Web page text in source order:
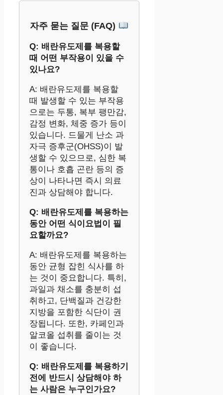
자주 묻는 질문 (FAQ)
Q: 배란유도제를 복용할
때 어떤 부작용이 있을 수
있나요?
A: 배란유도제를 복용할
때 발생할 수 있는 부작용
으로는 두통, 복부 팽만감,
감정 변화, 체중 증가 등이
있습니다. 드물게 난소 과
자극 증후군(OHSS)이 발
생할 수 있으므로, 심한 복
통이나 호흡 곤란 등의 증
상이 나타나면 즉시 의료
진과 상담해야 합니다.
Q: 배란유도제를 복용하는
동안 어떤 식이요법이 필
요할까요?
A: 배란유도제를 복용하는
동안 균형 잡힌 식사를 하
는 것이 중요합니다. 특히,
과일과 채소를 충분히 섭
취하고, 단백질과 건강한
지방을 포함한 식단이 권
장됩니다. 또한, 카페인과
알코올 섭취를 줄이는 것
이 좋습니다.
Q: 배란유도제를 복용하기
전에 반드시 상담해야 하
는 사람은 누구인가요?